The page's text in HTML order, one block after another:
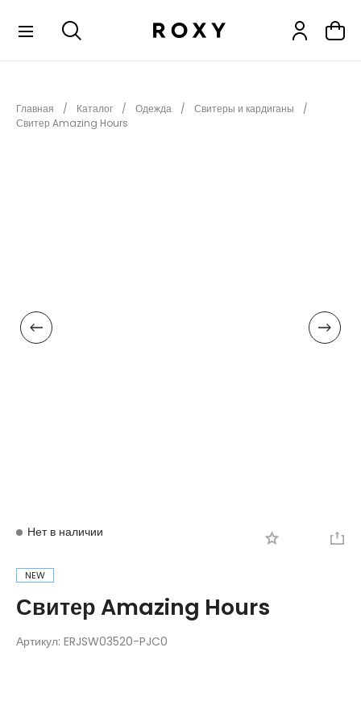
НОВИНКИ
АКСЕССУАРЫ
Главная Каталог Одежда
Свитеры и кардиганы
Свитер Amazing Hours
Нет в наличии
NEW
Свитер Amazing Hours
Артикул: ERJSW03520-PJC0